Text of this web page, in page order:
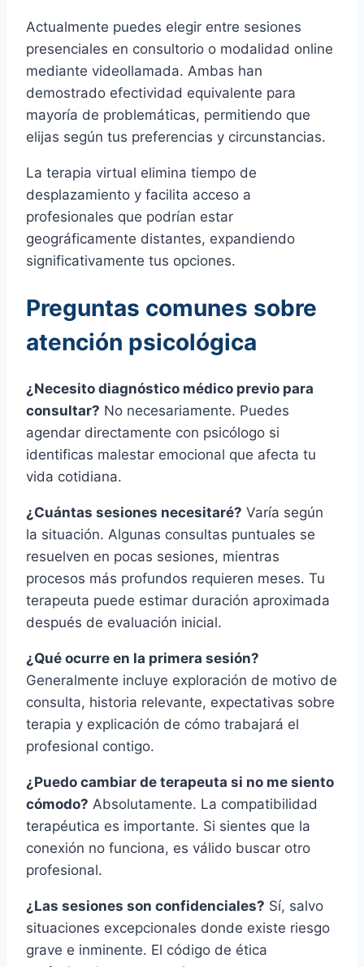
Actualmente puedes elegir entre sesiones
presenciales en consultorio o modalidad online
mediante videollamada. Ambas han
demostrado efectividad equivalente para
mayoría de problemáticas, permitiendo que
elijas según tus preferencias y circunstancias.
La terapia virtual elimina tiempo de
desplazamiento y facilita acceso a
profesionales que podrían estar
geográficamente distantes, expandiendo
significativamente tus opciones.
Preguntas comunes sobre
atención psicológica
¿Necesito diagnóstico médico previo para
consultar? No necesariamente. Puedes
agendar directamente con psicólogo si
identificas malestar emocional que afecta tu
vida cotidiana.
¿Cuántas sesiones necesitaré? Varía según
la situación. Algunas consultas puntuales se
resuelven en pocas sesiones, mientras
procesos más profundos requieren meses. Tu
terapeuta puede estimar duración aproximada
después de evaluación inicial.
¿Qué ocurre en la primera sesión?
Generalmente incluye exploración de motivo de
consulta, historia relevante, expectativas sobre
terapia y explicación de cómo trabajará el
profesional contigo.
¿Puedo cambiar de terapeuta si no me siento
cómodo? Absolutamente. La compatibilidad
terapéutica es importante. Si sientes que la
conexión no funciona, es válido buscar otro
profesional.
¿Las sesiones son confidenciales? Sí, salvo
situaciones excepcionales donde existe riesgo
grave e inminente. El código de ética